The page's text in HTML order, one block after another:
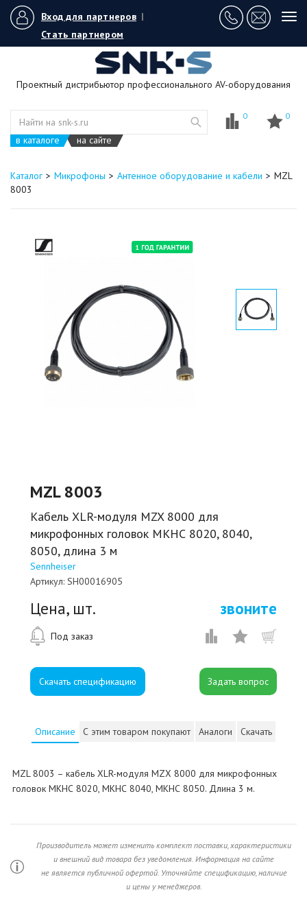
Вход для партнеров |
Стать партнером
Проектный дистрибьютор профессионального AV-оборудования
в каталоге на сайте
0 0
Каталог Микрофоны Антенное оборудование и кабели
MZL
8003
MZL 8003
Кабель XLR-модуля MZX 8000 для
микрофонных головок MKHС 8020, 8040,
8050, длина 3 м
Sennheiser
Артикул: SH00016905
Цена, шт. звоните
Под заказ
Скачать спецификацию
Описание С этим товаром покупают Аналоги Скачать
MZL 8003 – кабель XLR-модуля MZX 8000 для микрофонных
головок MKHС 8020, MKHС 8040, MKHС 8050. Длина 3 м.
Производитель может изменить комплект поставки, характеристики
и внешний вид товара без уведомления. Информация на сайте
не является публичной офертой. Уточняйте спецификацию, наличие
и цены у менеджеров.